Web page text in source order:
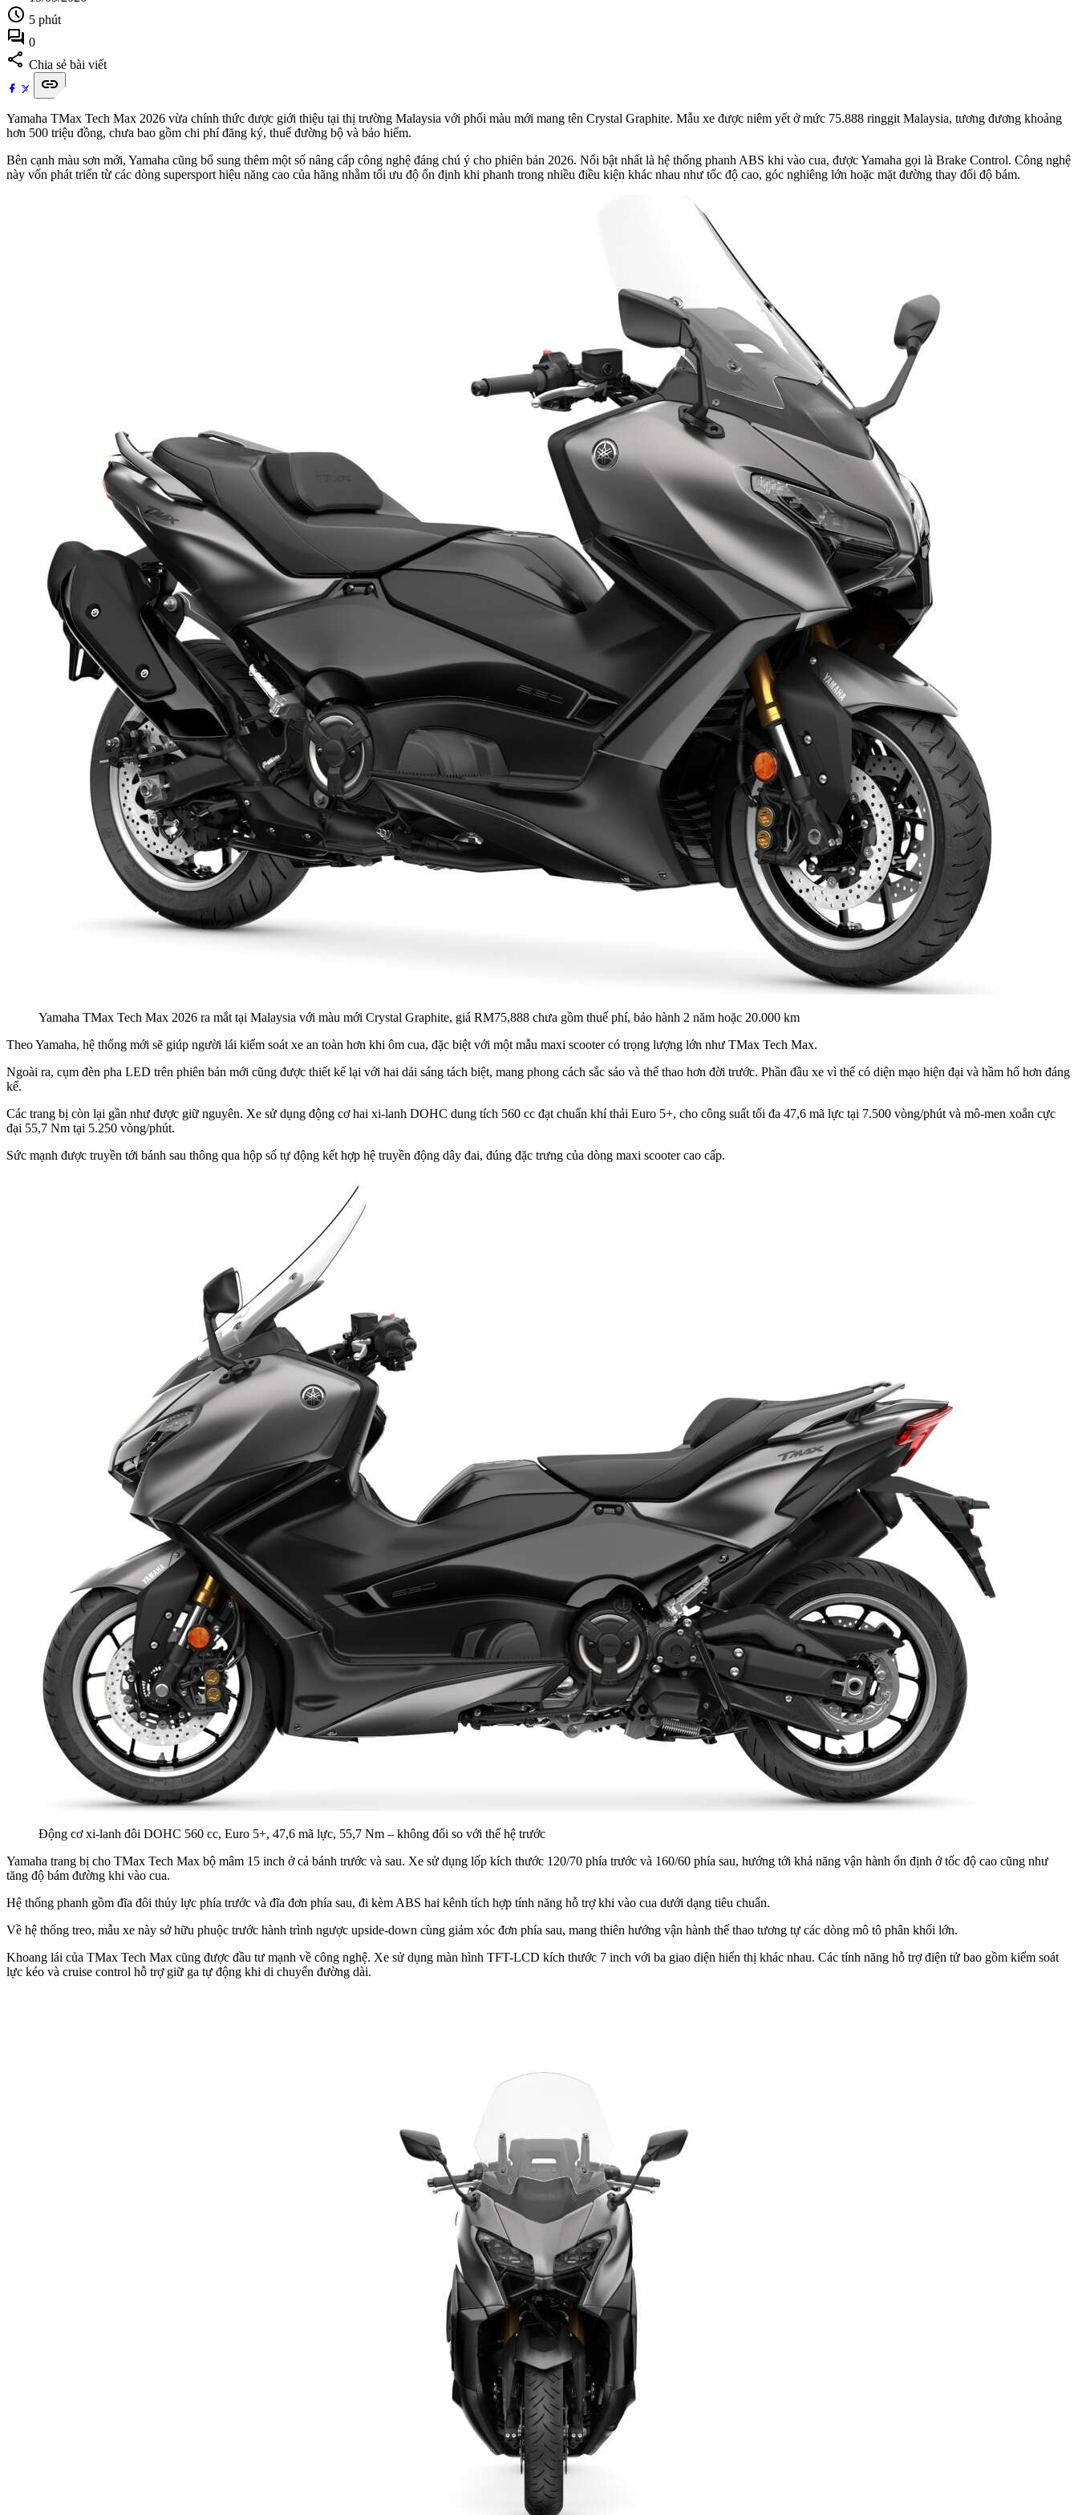
schedule 5 phút
forum 0
share Chia sẻ bài viết
link
Yamaha TMax Tech Max 2026 vừa chính thức được giới thiệu tại thị trường Malaysia với phối màu mới mang tên Crystal Graphite. Mẫu xe được niêm yết ở mức 75.888 ringgit Malaysia, tương đương khoảng
hơn 500 triệu đồng, chưa bao gồm chi phí đăng ký, thuế đường bộ và bảo hiểm.
Bên cạnh màu sơn mới, Yamaha cũng bổ sung thêm một số nâng cấp công nghệ đáng chú ý cho phiên bản 2026. Nổi bật nhất là hệ thống phanh ABS khi vào cua, được Yamaha gọi là Brake Control. Công nghệ
này vốn phát triển từ các dòng supersport hiệu năng cao của hãng nhằm tối ưu độ ổn định khi phanh trong nhiều điều kiện khác nhau như tốc độ cao, góc nghiêng lớn hoặc mặt đường thay đổi độ bám.
Yamaha TMax Tech Max 2026 ra mắt tại Malaysia với màu mới Crystal Graphite, giá RM75,888 chưa gồm thuế phí, bảo hành 2 năm hoặc 20.000 km
Theo Yamaha, hệ thống mới sẽ giúp người lái kiểm soát xe an toàn hơn khi ôm cua, đặc biệt với một mẫu maxi scooter có trọng lượng lớn như TMax Tech Max.
Ngoài ra, cụm đèn pha LED trên phiên bản mới cũng được thiết kế lại với hai dải sáng tách biệt, mang phong cách sắc sảo và thể thao hơn đời trước. Phần đầu xe vì thế có diện mạo hiện đại và hầm hố hơn đáng
kể.
Các trang bị còn lại gần như được giữ nguyên. Xe sử dụng động cơ hai xi-lanh DOHC dung tích 560 cc đạt chuẩn khí thải Euro 5+, cho công suất tối đa 47,6 mã lực tại 7.500 vòng/phút và mô-men xoắn cực
đại 55,7 Nm tại 5.250 vòng/phút.
Sức mạnh được truyền tới bánh sau thông qua hộp số tự động kết hợp hệ truyền động dây đai, đúng đặc trưng của dòng maxi scooter cao cấp.
Động cơ xi-lanh đôi DOHC 560 cc, Euro 5+, 47,6 mã lực, 55,7 Nm – không đổi so với thế hệ trước
Yamaha trang bị cho TMax Tech Max bộ mâm 15 inch ở cả bánh trước và sau. Xe sử dụng lốp kích thước 120/70 phía trước và 160/60 phía sau, hướng tới khả năng vận hành ổn định ở tốc độ cao cũng như
tăng độ bám đường khi vào cua.
Hệ thống phanh gồm đĩa đôi thủy lực phía trước và đĩa đơn phía sau, đi kèm ABS hai kênh tích hợp tính năng hỗ trợ khi vào cua dưới dạng tiêu chuẩn.
Về hệ thống treo, mẫu xe này sở hữu phuộc trước hành trình ngược upside-down cùng giảm xóc đơn phía sau, mang thiên hướng vận hành thể thao tương tự các dòng mô tô phân khối lớn.
Khoang lái của TMax Tech Max cũng được đầu tư mạnh về công nghệ. Xe sử dụng màn hình TFT-LCD kích thước 7 inch với ba giao diện hiển thị khác nhau. Các tính năng hỗ trợ điện tử bao gồm kiểm soát
lực kéo và cruise control hỗ trợ giữ ga tự động khi di chuyển đường dài.